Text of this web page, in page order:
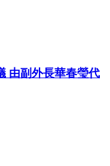
由副外長華春瑩代